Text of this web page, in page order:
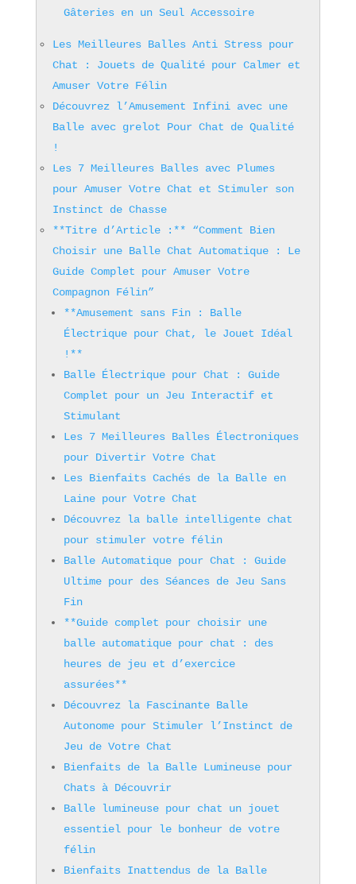
Gâteries en un Seul Accessoire
Les Meilleures Balles Anti Stress pour
Chat : Jouets de Qualité pour Calmer et
Amuser Votre Félin
Découvrez l’Amusement Infini avec une
Balle avec grelot Pour Chat de Qualité
!
Les 7 Meilleures Balles avec Plumes
pour Amuser Votre Chat et Stimuler son
Instinct de Chasse
**Titre d’Article :** “Comment Bien
Choisir une Balle Chat Automatique : Le
Guide Complet pour Amuser Votre
Compagnon Félin”
**Amusement sans Fin : Balle
Électrique pour Chat, le Jouet Idéal
!**
Balle Électrique pour Chat : Guide
Complet pour un Jeu Interactif et
Stimulant
Les 7 Meilleures Balles Électroniques
pour Divertir Votre Chat
Les Bienfaits Cachés de la Balle en
Laine pour Votre Chat
Découvrez la balle intelligente chat
pour stimuler votre félin
Balle Automatique pour Chat : Guide
Ultime pour des Séances de Jeu Sans
Fin
**Guide complet pour choisir une
balle automatique pour chat : des
heures de jeu et d’exercice
assurées**
Découvrez la Fascinante Balle
Autonome pour Stimuler l’Instinct de
Jeu de Votre Chat
Bienfaits de la Balle Lumineuse pour
Chats à Découvrir
Balle lumineuse pour chat un jouet
essentiel pour le bonheur de votre
félin
Bienfaits Inattendus de la Balle